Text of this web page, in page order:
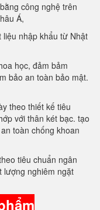
công nghệ trên
Á,
liệu nhập khẩu từ Nhật
học, đảm bảm
bảo an toàn bảo mật.
theo thiết kế tiêu
với thân két bạc. tạo
toàn chống khoan
tiêu chuẩn ngân
lượng nghiêm ngặt